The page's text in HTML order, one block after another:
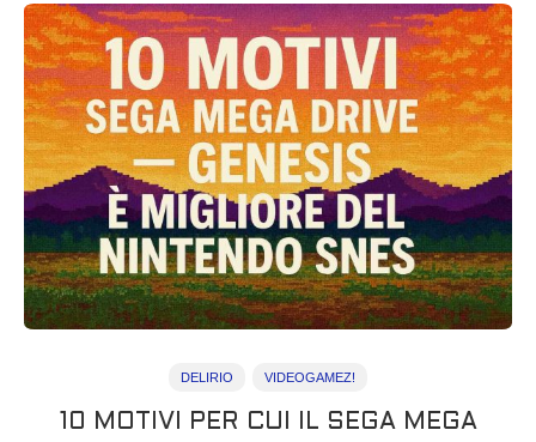
DELIRIO VIDEOGAMEZ!
10 MOTIVI PER CUI IL SEGA MEGA